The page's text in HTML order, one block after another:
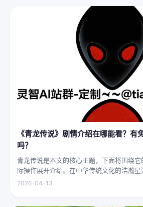
《青龙传说》剧情介绍在哪能看？有
吗？
青龙传说是本文的核心主题，下面将围绕
际操作展开介绍。在中华传统文化的浩瀚星
璨夺目的明珠，它与白虎、朱雀、玄武并称
2026-04-13